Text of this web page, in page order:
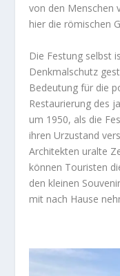
von den Menschen
hier die römischen
Die Festung selbst
Denkmalschutz
Bedeutung für die
Restaurierung des
um 1950, als die
ihren Urzustand
Architekten uralte
können Touristen
den kleinen
mit nach Hause